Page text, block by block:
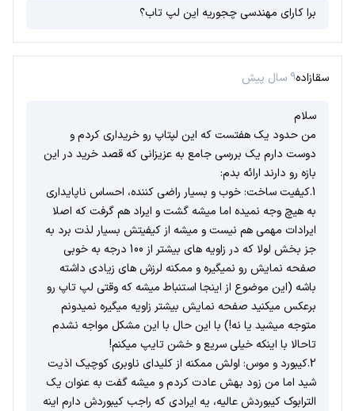
برا کارای مهندسی چجوریه این لپ تاب؟
سقازاده9 سال پیش
سلام
من حدود یک هفتست که این لپتاپ رو خریداری کردم و
دوست دارم یک بررسی جامع به عزیزانی که قصد خرید در این
بازه رو دارند ارائه بدم:
1.کیفیت ساخت: خوب و بسیار راضی کننده، احساس ناپایداری
به هیچ وجه نمیده اما میشه گشت و ایراد هم گرفت که اصلا
ایرادات مهمی هم نیست و میشه از کیفیتش بسیار لذت برد به
جز بخش لولا که در زاویه های بیشتر از 100 درجه به خوبی
صفحه نمایش رو نمیگیره و ممکنه لرزش های زیادی داشته
باشه (این موضوع از اینجا استنباط میشه که وقتی لپ تاپ رو
برعکس میکنید صفحه نمایش بیشتر زاویه میگیره نمیدونم
متوجه میشید یا نه!) با این حال با این مشکل مواجه نشدم
تاحالا با اینکه خیلی سریع و خشن تایپ میکنم!
2.کیبورد و موس: اولش ممکنه از کلیدای ناوبری کوچیک اذیت
شید اما من زود بهش عادت کردم و میشه گفت به عنوان یک
الترابوک کیبوردش عالیه، یه ایرادی که راجب کیبوردش دارم اینه